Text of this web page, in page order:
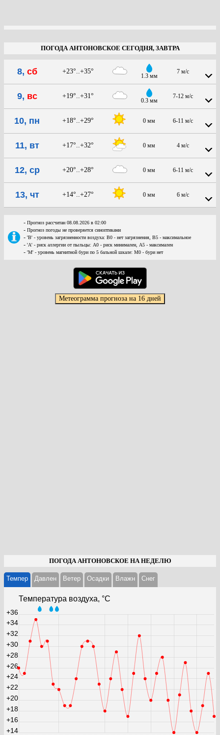
ПОГОДА АНТОНОВСКОЕ СЕГОДНЯ, ЗАВТРА
8, сб +23°..+35°
1.3 мм
7 м/с
9, вс +19°..+31°
0.3 мм
7-12 м/с
10, пн +18°..+29° 0 мм 6-11 м/с
11, вт +17°..+32° 0 мм 4 м/с
12, ср +20°..+28° 0 мм 6-11 м/с
13, чт +14°..+27° 0 мм 6 м/с
- Прогноз рассчитан 08.08.2026 в 02:00
- Прогноз погоды не проверяется синоптиками
- 'В' - уровень загрязненности воздуха: В0 - нет загрязнения, В5 - максимальное
- 'А' - риск аллергии от пыльцы: А0 - риск минимален, А5 - максимален
- 'М' - уровень магнитной бури по 5 бальной шкале: М0 - бури нет
ПОГОДА АНТОНОВСКОЕ НА НЕДЕЛЮ
Темпер Давлен Ветер Осадки Влажн Cнег
Температура воздуха, °С
+14
+16
+18
+20
+22
+24
+26
+28
+30
+32
+34
+36